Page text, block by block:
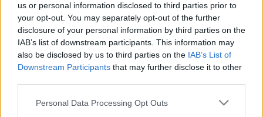
us or personal information disclosed to third parties prior to
your opt-out. You may separately opt-out of the further
disclosure of your personal information by third parties on the
IAB’s list of downstream participants. This information may
also be disclosed by us to third parties on the IAB’s List of
Downstream Participants that may further disclose it to other
Please note that this website/app uses one or more Google
Personal Data Processing Opt Outs
Olvasó játszik: 7306 Golden Staff
Guardians
tutuka• 2012. január 31.
I. AlapadatokNeve: Golden Staff Guardians - Az
arany bot örzőiSorozatszám: 7306Témakör:
Pharaoh’s QuestAltéma: -Kiadás éve: